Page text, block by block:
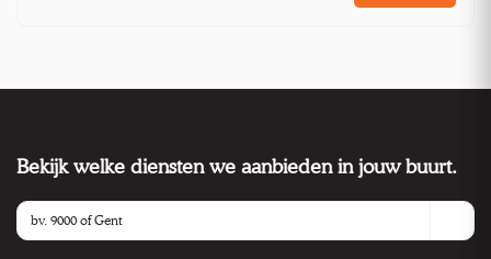
Bekijk welke diensten we aanbieden in jouw buurt.